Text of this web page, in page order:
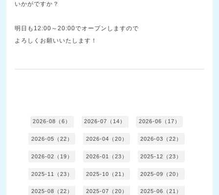
いかがですか？
明日も12:00～20:00でオープンしますので
よろしくお願いいたします！
2026-08（6） 2026-07（14） 2026-06（17）
2026-05（22） 2026-04（20） 2026-03（22）
2026-02（19） 2026-01（23） 2025-12（23）
2025-11（23） 2025-10（21） 2025-09（20）
2025-08（22） 2025-07（20） 2025-06（21）